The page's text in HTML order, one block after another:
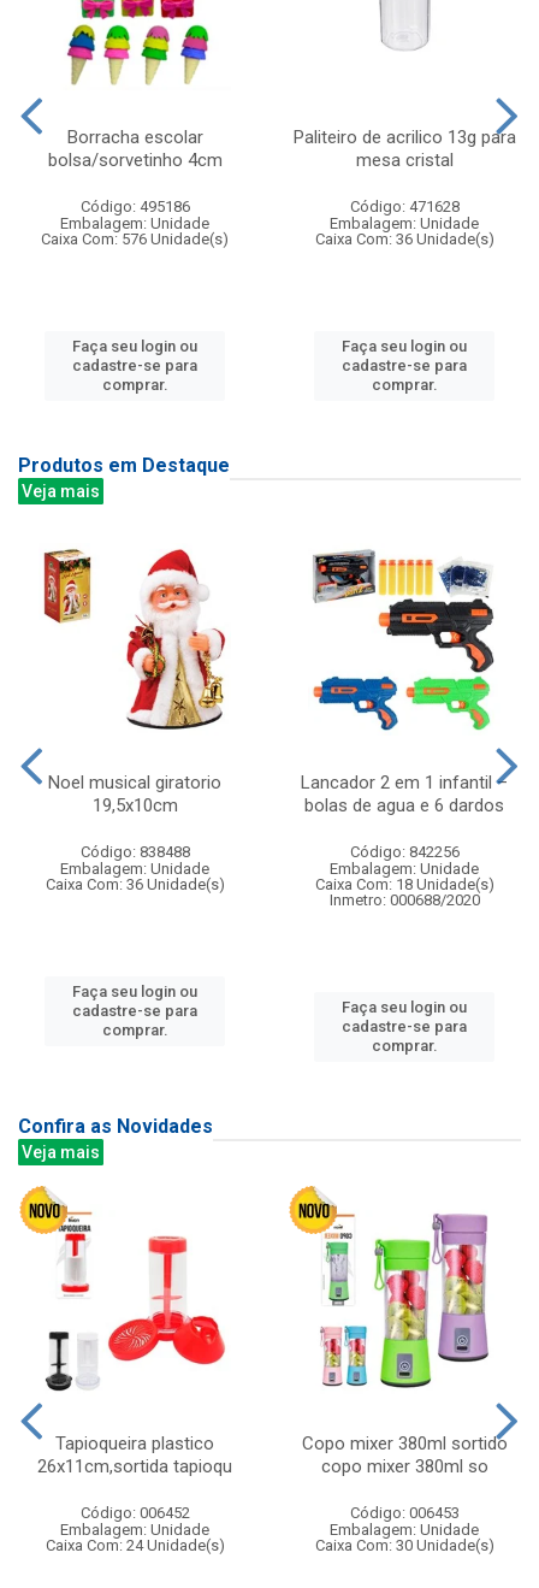
Borracha escolar
bolsa/sorvetinho 4cm
Código: 495186
Embalagem: Unidade
Caixa Com: 576 Unidade(s)
Faça seu login ou
cadastre-se para
comprar.
Paliteiro de acrilico 13g para
mesa cristal
Código: 471628
Embalagem: Unidade
Caixa Com: 36 Unidade(s)
Faça seu login ou
cadastre-se para
comprar.
Produtos em Destaque
Veja mais
Noel musical giratorio
19,5x10cm
Código: 838488
Embalagem: Unidade
Caixa Com: 36 Unidade(s)
Faça seu login ou
cadastre-se para
comprar.
Lancador 2 em 1 infantil –
bolas de agua e 6 dardos
Código: 842256
Embalagem: Unidade
Caixa Com: 18 Unidade(s)
Inmetro: 000688/2020
Faça seu login ou
cadastre-se para
comprar.
Confira as Novidades
Veja mais
Tapioqueira plastico
26x11cm,sortida tapioqu
Código: 006452
Embalagem: Unidade
Caixa Com: 24 Unidade(s)
Copo mixer 380ml sortido
copo mixer 380ml so
Código: 006453
Embalagem: Unidade
Caixa Com: 30 Unidade(s)